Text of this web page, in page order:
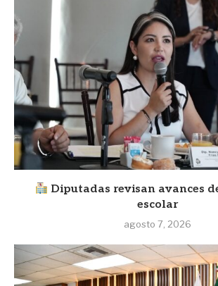
Diputadas revisan avances
escolar
agosto 7, 2026